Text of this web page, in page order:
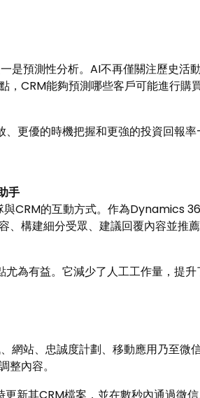
是預測性分析。AI不再僅關注歷史
，CRM能夠預測哪些客戶可能進行
更優的時機把握和更強的投資回報
手
CRM的互動方式。作為Dynamics
、構建細分受眾、建議回覆內容並推
為有益。它減少了人工工作量，提升
網站、忠誠度計劃、移動應用乃至
整內容。
新其CRM檔案，並在數秒內通過微